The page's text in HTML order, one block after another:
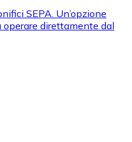
SEPA. Un’opzione
operare direttamente dal